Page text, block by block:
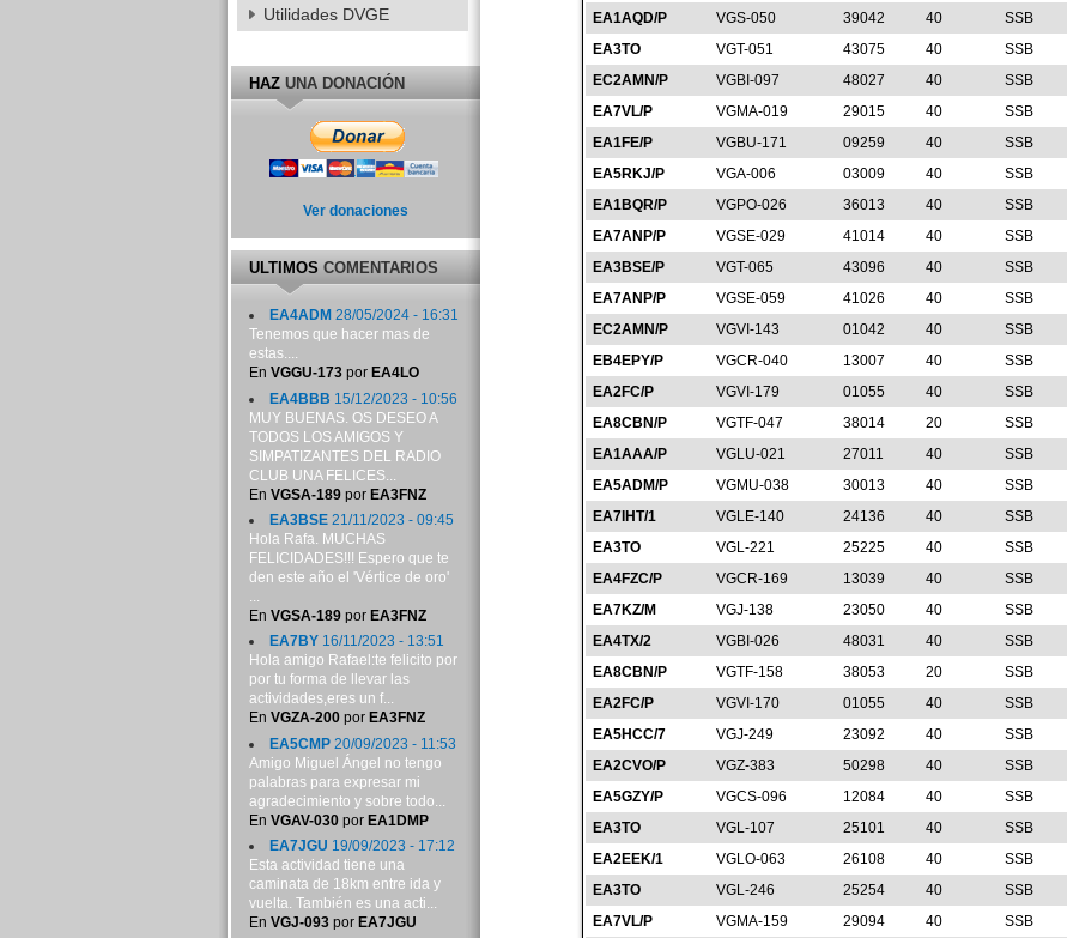
EA1AQD/P
VGS-050 39042 40 SSB
EA3TO
VGT-051 43075 40 SSB
EC2AMN/P
VGBI-097 48027 40 SSB
EA7VL/P
VGMA-019 29015 40 SSB
EA1FE/P
VGBU-171 09259 40 SSB
EA5RKJ/P
VGA-006 03009 40 SSB
EA1BQR/P
VGPO-026 36013 40 SSB
EA7ANP/P
VGSE-029 41014 40 SSB
EA3BSE/P
VGT-065 43096 40 SSB
EA7ANP/P
VGSE-059 41026 40 SSB
EC2AMN/P
VGVI-143 01042 40 SSB
EB4EPY/P
VGCR-040 13007 40 SSB
EA2FC/P
VGVI-179 01055 40 SSB
EA8CBN/P
VGTF-047 38014 20 SSB
EA1AAA/P
VGLU-021 27011 40 SSB
EA5ADM/P
VGMU-038 30013 40 SSB
EA7IHT/1
VGLE-140 24136 40 SSB
EA3TO
VGL-221 25225 40 SSB
EA4FZC/P
VGCR-169 13039 40 SSB
EA7KZ/M
VGJ-138 23050 40 SSB
EA4TX/2
VGBI-026 48031 40 SSB
EA8CBN/P
VGTF-158 38053 20 SSB
EA2FC/P
VGVI-170 01055 40 SSB
EA5HCC/7
VGJ-249 23092 40 SSB
EA2CVO/P
VGZ-383 50298 40 SSB
EA5GZY/P
VGCS-096 12084 40 SSB
EA3TO
VGL-107 25101 40 SSB
EA2EEK/1
VGLO-063 26108 40 SSB
EA3TO
VGL-246 25254 40 SSB
EA7VL/P
VGMA-159 29094 40 SSB
Utilidades DVGE
HAZUNA DONACIÓN
Ver donaciones
ULTIMOSCOMENTARIOS
EA4ADM 28/05/2024 - 16:31
Tenemos que hacer mas de
estas....
En VGGU-173por EA4LO
EA4BBB 15/12/2023 - 10:56
MUY BUENAS. OS DESEO A
TODOS LOS AMIGOS Y
SIMPATIZANTES DEL RADIO
CLUB UNA FELICES...
En VGSA-189por EA3FNZ
EA3BSE21/11/2023 - 09:45
Hola Rafa. MUCHAS
FELICIDADES!!! Espero que te
den este año el 'Vértice de oro'
...
En VGSA-189por EA3FNZ
EA7BY16/11/2023 - 13:51
Hola amigo Rafael:te felicito por
por tu forma de llevar las
actividades,eres un f...
En VGZA-200por EA3FNZ
EA5CMP20/09/2023 - 11:53
Amigo Miguel Ángel no tengo
palabras para expresar mi
agradecimiento y sobre todo...
En VGAV-030por EA1DMP
EA7JGU 19/09/2023 - 17:12
Esta actividad tiene una
caminata de 18km entre ida y
vuelta. También es una acti...
En VGJ-093por EA7JGU